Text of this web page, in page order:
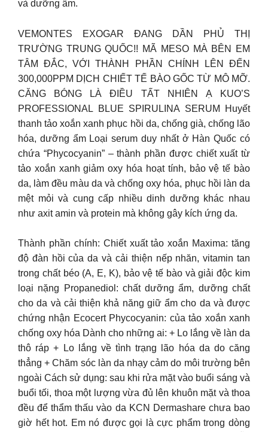
và dưỡng ẩm.
VEMONTES EXOGAR ĐANG DẦN PHỦ THỊ
TRƯỜNG TRUNG QUỐC!! MÃ MESO MÀ BÊN EM
TÂM ĐẮC, VỚI THÀNH PHẦN CHÍNH LÊN ĐẾN
300,000PPM DỊCH CHIẾT TẾ BÀO GỐC TỪ MÔ MỠ.
CĂNG BÓNG LÀ ĐIỀU TẤT NHIÊN Ạ KUO’S
PROFESSIONAL BLUE SPIRULINA SERUM Huyết
thanh tảo xoắn xanh phục hồi da, chống già, chống lão
hóa, dưỡng ẩm Loại serum duy nhất ở Hàn Quốc có
chứa “Phycocyanin” – thành phần được chiết xuất từ
tảo xoắn xanh giảm oxy hóa hoạt tính, bảo vệ tế bào
da, làm đều màu da và chống oxy hóa, phục hồi làn da
mệt mỏi và cung cấp nhiều dinh dưỡng khác nhau
như axit amin và protein mà không gây kích ứng da.
Thành phần chính: Chiết xuất tảo xoắn Maxima: tăng
độ đàn hồi của da và cải thiện nếp nhăn, vitamin tan
trong chất béo (A, E, K), bảo vệ tế bào và giải độc kim
loại nặng Propanediol: chất dưỡng ẩm, dưỡng chất
cho da và cải thiện khả năng giữ ẩm cho da và được
chứng nhận Ecocert Phycocyanin: của tảo xoắn xanh
chống oxy hóa Dành cho những ai: + Lo lắng về làn da
thô ráp + Lo lắng về tình trạng lão hóa da do căng
thẳng + Chăm sóc làn da nhạy cảm do môi trường bên
ngoài Cách sử dụng: sau khi rửa mặt vào buổi sáng và
buổi tối, thoa một lượng vừa đủ lên khuôn mặt và thoa
đều để thẩm thấu vào da KCN Dermashare chưa bao
giờ hết hot. Em nó được gọi là cực phẩm trong dòng